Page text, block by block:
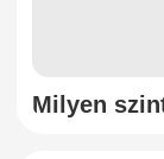
Milyen